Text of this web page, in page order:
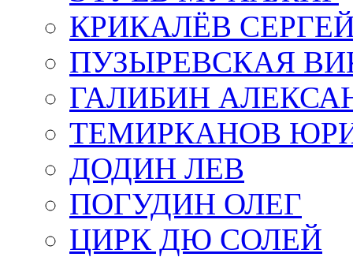
КРИКАЛЁВ
ПУЗЫРЕВСКАЯ
ГАЛИБИН
ТЕМИРКАНОВ
ДОДИН ЛЕВ
ПОГУДИН ОЛЕГ
ЦИРК ДЮ СОЛЕЙ